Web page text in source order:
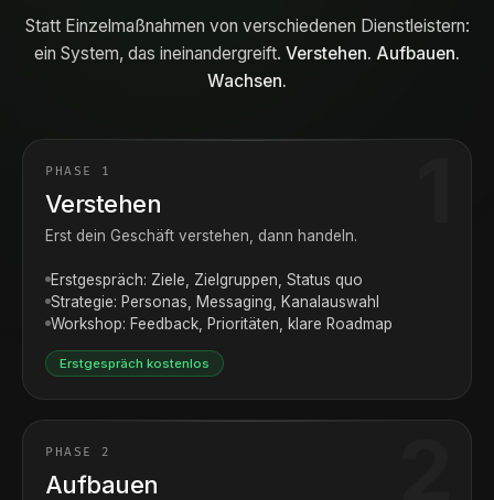
Statt Einzelmaßnahmen von verschiedenen Dienstleistern:
ein System, das ineinandergreift. Verstehen. Aufbauen.
Wachsen.
PHASE 1
Verstehen
Erst dein Geschäft verstehen, dann handeln.
Erstgespräch: Ziele, Zielgruppen, Status quo
Strategie: Personas, Messaging, Kanalauswahl
Workshop: Feedback, Prioritäten, klare Roadmap
Erstgespräch kostenlos
PHASE 2
Aufbauen